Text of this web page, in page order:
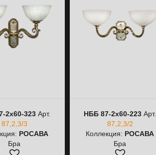
2х60-323 Арт.
87,2,3/3
РОСАВА
Бра
НББ 87-2х60-223 Арт.
87,2,3/2
Коллекция: РОСАВА
Бра